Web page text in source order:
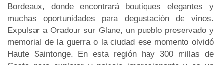
Bordeaux, donde encontrará boutiques elegantes y
muchas oportunidades para degustación de vinos.
Expulsar a Oradour sur Glane, un pueblo preservado y
memorial de la guerra o la ciudad ese momento olvidó
Haute Saintonge. En esta región hay 300 millas de